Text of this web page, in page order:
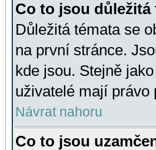
Co to jsou důležitá
Důležitá témata se
na první stránce.
kde jsou. Stejně
uživatelé mají právo
Návrat nahoru
Co to jsou